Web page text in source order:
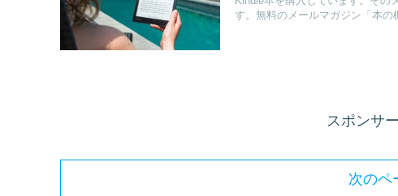
す。無料のメールマガジン「本の
スポンサ
次のペ